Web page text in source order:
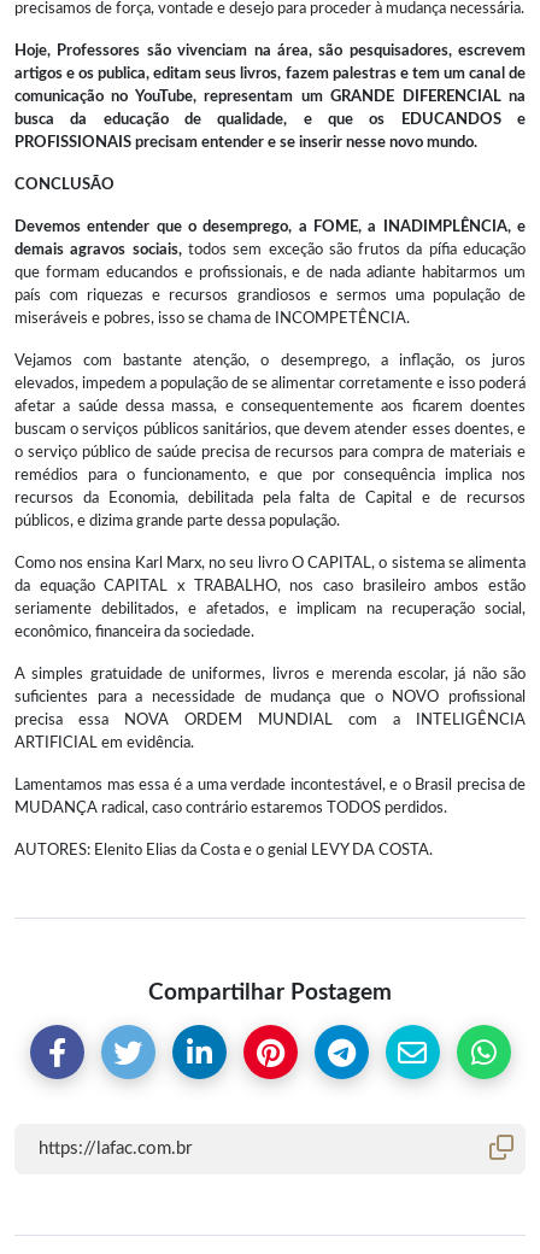
precisamos de força, vontade e desejo para proceder à mudança necessária.
Hoje, Professores são vivenciam na área, são pesquisadores, escrevem
artigos e os publica, editam seus livros, fazem palestras e tem um canal de
comunicação no YouTube, representam um GRANDE DIFERENCIAL na
busca da educação de qualidade, e que os EDUCANDOS e
PROFISSIONAIS precisam entender e se inserir nesse novo mundo.
CONCLUSÃO
Devemos entender que o desemprego, a FOME, a INADIMPLÊNCIA, e
demais agravos sociais, todos sem exceção são frutos da pífia educação
que formam educandos e profissionais, e de nada adiante habitarmos um
país com riquezas e recursos grandiosos e sermos uma população de
miseráveis e pobres, isso se chama de INCOMPETÊNCIA.
Vejamos com bastante atenção, o desemprego, a inflação, os juros
elevados, impedem a população de se alimentar corretamente e isso poderá
afetar a saúde dessa massa, e consequentemente aos ficarem doentes
buscam o serviços públicos sanitários, que devem atender esses doentes, e
o serviço público de saúde precisa de recursos para compra de materiais e
remédios para o funcionamento, e que por consequência implica nos
recursos da Economia, debilitada pela falta de Capital e de recursos
públicos, e dizima grande parte dessa população.
Como nos ensina Karl Marx, no seu livro O CAPITAL, o sistema se alimenta
da equação CAPITAL x TRABALHO, nos caso brasileiro ambos estão
seriamente debilitados, e afetados, e implicam na recuperação social,
econômico, financeira da sociedade.
A simples gratuidade de uniformes, livros e merenda escolar, já não são
suficientes para a necessidade de mudança que o NOVO profissional
precisa essa NOVA ORDEM MUNDIAL com a INTELIGÊNCIA
ARTIFICIAL em evidência.
Lamentamos mas essa é a uma verdade incontestável, e o Brasil precisa de
MUDANÇA radical, caso contrário estaremos TODOS perdidos.
AUTORES: Elenito Elias da Costa e o genial LEVY DA COSTA.
Compartilhar Postagem